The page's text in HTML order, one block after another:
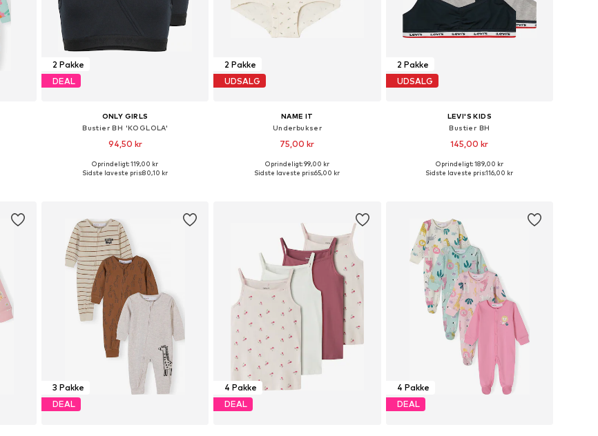
2 Pakke
DEAL
ONLY GIRLS
Bustier BH 'KOGLOLA'
94,50 kr
Oprindeligt: 119,00 kr
Sidste laveste pris:80,10 kr
2 Pakke
UDSALG
NAME IT
Underbukser
75,00 kr
Oprindeligt: 99,00 kr
Sidste laveste pris:65,00 kr
2 Pakke
UDSALG
LEVI'S KIDS
Bustier BH
145,00 kr
Tilgængelige størrelser: 116-122, 128-140
Oprindeligt: 189,00 kr
Sidste laveste pris:116,00 kr
3 Pakke
DEAL
4 Pakke
DEAL
4 Pakke
DEAL